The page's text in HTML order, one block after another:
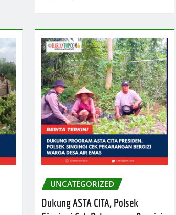
UNCATEGORIZED
Dukung ASTA CITA, Polsek